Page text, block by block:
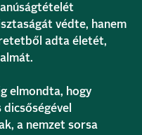
védte, hanem
adta életét,
elmondta, hogy
a nemzet sorsa